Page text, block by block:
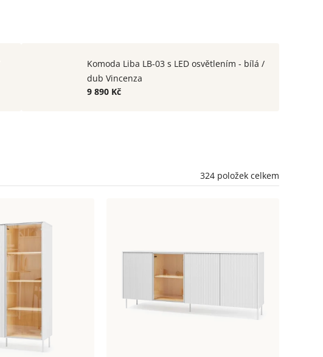
Komoda Liba LB-03 s LED osvětlením - bílá /
dub Vincenza
9 890 Kč
324 položek celkem